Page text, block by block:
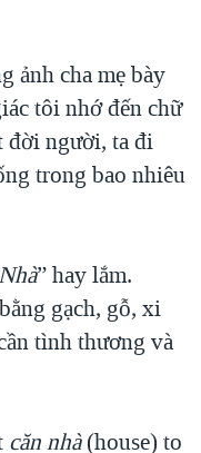
ảnh cha mẹ bày
tôi nhớ đến chữ
đời người, ta đi
trong bao nhiêu
” hay lắm.
gạch, gỗ, xi
tình thương và
căn nhà(house) to